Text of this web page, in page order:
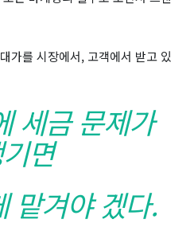
가를 시장에서, 고객에서 받고 있
세금 문제가
면
맡겨야 겠다.